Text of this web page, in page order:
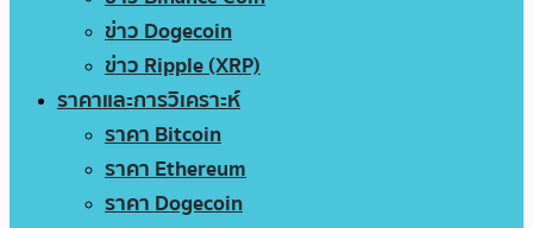
ข่าว Dogecoin
ข่าว Ripple (XRP)
ราคาและการวิเคราะห์
ราคา Bitcoin
ราคา Ethereum
ราคา Dogecoin